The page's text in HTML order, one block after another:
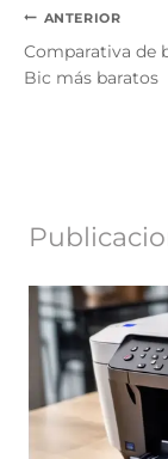
Navegación
de
ANTERIOR
Comparativa de
Bic más baratos